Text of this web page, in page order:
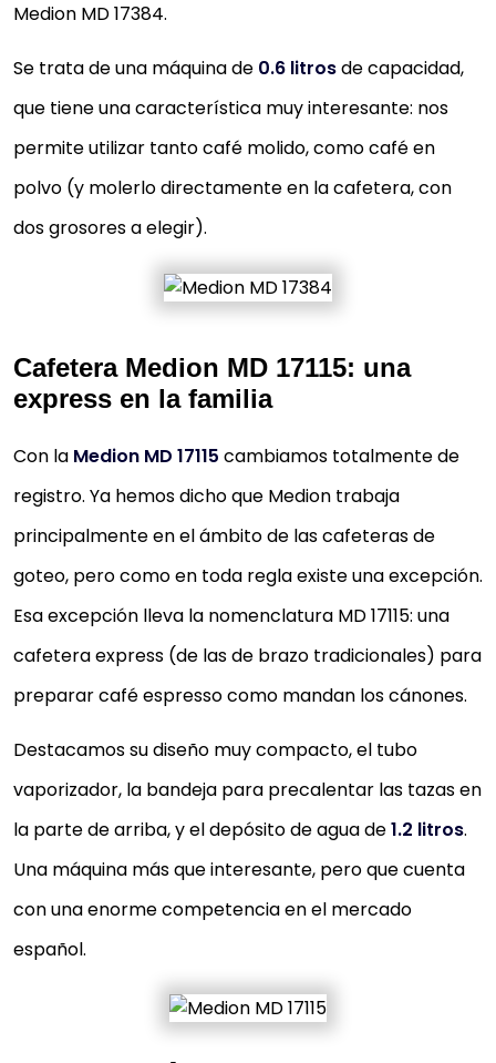
Medion MD 17384.
Se trata de una máquina de 0.6 litrosde capacidad,
que tiene una característica muy interesante: nos
permite utilizar tanto café molido, como café en
polvo (y molerlo directamente en la cafetera, con
dos grosores a elegir).
Cafetera Medion MD 17115: una
express en la familia
Con la Medion MD 17115 cambiamos totalmente de
registro. Ya hemos dicho que Medion trabaja
principalmente en el ámbito de las cafeteras de
goteo, pero como en toda regla existe una excepción.
Esa excepción lleva la nomenclatura MD 17115: una
cafetera express (de las de brazo tradicionales) para
preparar café espresso como mandan los cánones.
Destacamos su diseño muy compacto, el tubo
vaporizador, la bandeja para precalentar las tazas en
la parte de arriba, y el depósito de agua de1.2 litros.
Una máquina más que interesante, pero que cuenta
con una enorme competencia en el mercado
español.